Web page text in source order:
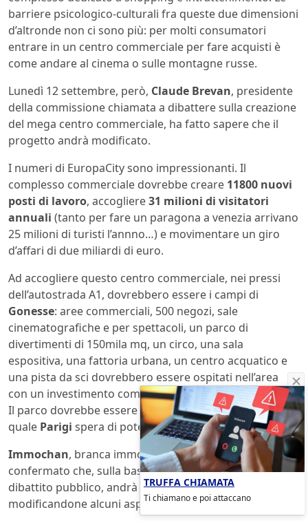
barriere psicologico-culturali fra queste due dimensioni
d’altronde non ci sono più: per molti consumatori
entrare in un centro commerciale per fare acquisti è
come andare al cinema o sulle montagne russe.
Lunedì 12 settembre, però, Claude Brevan, presidente
della commissione chiamata a dibattere sulla creazione
del mega centro commerciale, ha fatto sapere che il
progetto andrà modificato.
I numeri di EuropaCity sono impressionanti. Il
complesso commerciale dovrebbe creare 11800 nuovi
posti di lavoro, accogliere31 milioni di visitatori
annuali (tanto per fare un paragona a venezia arrivano
25 milioni di turisti l’annno…) e movimentare un giro
d’affari di due miliardi di euro.
Ad accogliere questo centro commerciale, nei pressi
dell’autostrada A1, dovrebbero essere i campi di
Gonesse: aree commerciali, 500 negozi, sale
cinematografiche e per spettacoli, un parco di
divertimenti di 150mila mq, un circo, una sala
espositiva, una fattoria urbana, un centro acquatico e
una pista da sci dovrebbero essere ospitati nell’area
con un investimento complessivo di 3,1 miliardi di euro.
Il parco dovrebbe essere pronto per il 2024, data nella
quale Parigi spera di poter ospitare i Giochi Olimpici.
Immochan, branca immobiliare del gruppo Auchan, ha
confermato che, sulla base di quanto emerso nel
dibattito pubblico, andrà avanti con il proprio progetto
modificandone alcuni aspetti.
TRUFFA CHIAMATA
Ti chiamano e poi attaccano